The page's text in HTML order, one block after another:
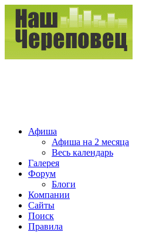
Афиша
Афиша на 2 месяца
Весь календарь
Галерея
Форум
Блоги
Компании
Сайты
Поиск
Правила